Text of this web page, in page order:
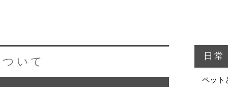
いて 日常
ペット
ORDER
ORDERの家一覧